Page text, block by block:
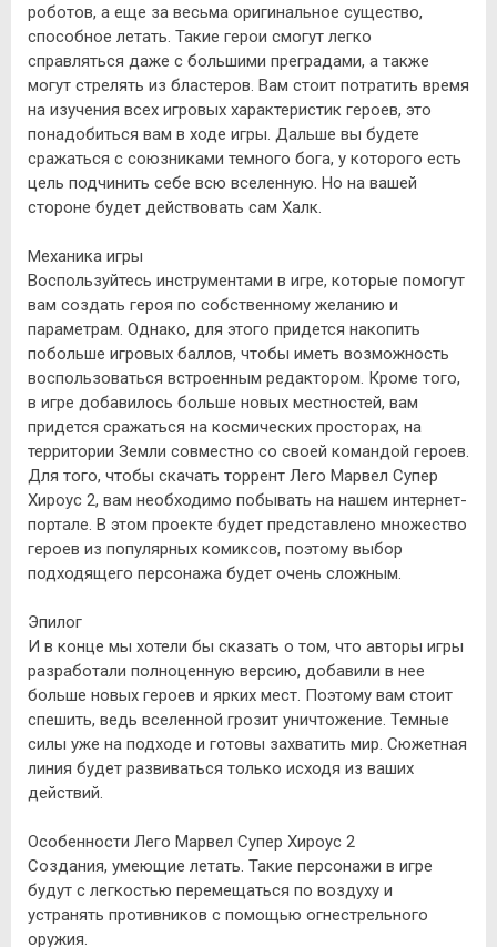
роботов, а еще за весьма оригинальное существо,
способное летать. Такие герои смогут легко
справляться даже с большими преградами, а также
могут стрелять из бластеров. Вам стоит потратить время
на изучения всех игровых характеристик героев, это
понадобиться вам в ходе игры. Дальше вы будете
сражаться с союзниками темного бога, у которого есть
цель подчинить себе всю вселенную. Но на вашей
стороне будет действовать сам Халк.
Механика игры
Воспользуйтесь инструментами в игре, которые помогут
вам создать героя по собственному желанию и
параметрам. Однако, для этого придется накопить
побольше игровых баллов, чтобы иметь возможность
воспользоваться встроенным редактором. Кроме того,
в игре добавилось больше новых местностей, вам
придется сражаться на космических просторах, на
территории Земли совместно со своей командой героев.
Для того, чтобы скачать торрент Лего Марвел Супер
Хироус 2, вам необходимо побывать на нашем интернет-
портале. В этом проекте будет представлено множество
героев из популярных комиксов, поэтому выбор
подходящего персонажа будет очень сложным.
Эпилог
И в конце мы хотели бы сказать о том, что авторы игры
разработали полноценную версию, добавили в нее
больше новых героев и ярких мест. Поэтому вам стоит
спешить, ведь вселенной грозит уничтожение. Темные
силы уже на подходе и готовы захватить мир. Сюжетная
линия будет развиваться только исходя из ваших
действий.
Особенности Лего Марвел Супер Хироус 2
Создания, умеющие летать. Такие персонажи в игре
будут с легкостью перемещаться по воздуху и
устранять противников с помощью огнестрельного
оружия.